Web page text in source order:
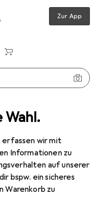
Wahl.
erfassen wir mit
Informationen zu
auf unserer
bspw. ein sicheres
Warenkorb zu
Zur App
Vallorbe Stiftenfeile LP 1133
1133